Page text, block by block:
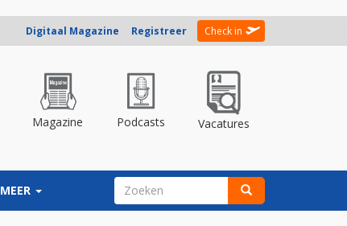
Digitaal Magazine Registreer Check in
Magazine Podcasts Vacatures
MEER ZOEKVELD